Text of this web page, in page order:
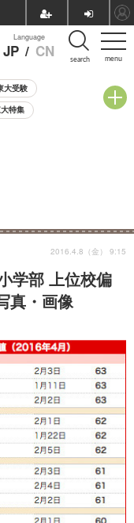
menu
Language
JP / CN search
大受験
特集
学部 上位校偏
真・画像
2016.4.8（金） 9:15